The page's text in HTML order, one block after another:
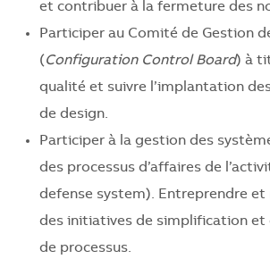
et contribuer à la fermeture des
Participer au Comité de Gestion
(Configuration Control Board) à
qualité et suivre l’implantation
de design.
Participer à la gestion des
des processus d’affaires de
defense system). Entreprendre et
des initiatives de simplification et
de processus.